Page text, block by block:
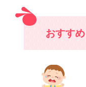
おすすめ